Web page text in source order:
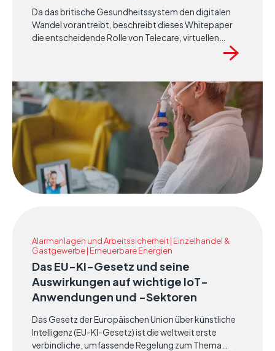
Da das britische Gesundheitssystem den digitalen
Wandel vorantreibt, beschreibt dieses Whitepaper
die entscheidende Rolle von Telecare, virtuellen
Stationen und vernetzten Gesundheitstechnologien
Zusammenfassung und ergänzende Executive
Briefings für Technologieanbieter, Hersteller und
Servicepartner, die ihre Lösungen auf integrierte
Versorgungssysteme (ICS), virtuelle
Stationsprogramme des NHS und die sich
wandelnden Bedürfnisse von lokalen Behörden und
Pflegeanbietern abstimmen möchten.
Alarmanlagen und Arbeitssicherheit | Einzelhandel &
Gastgewerbe | Erneuerbare Energien
Das EU-KI-Gesetz und seine
Auswirkungen auf wichtige IoT-
Anwendungen und -Sektoren
Das Gesetz der Europäischen Union über künstliche
Intelligenz (EU-KI-Gesetz) ist die weltweit erste
verbindliche, umfassende Regelung zum Thema